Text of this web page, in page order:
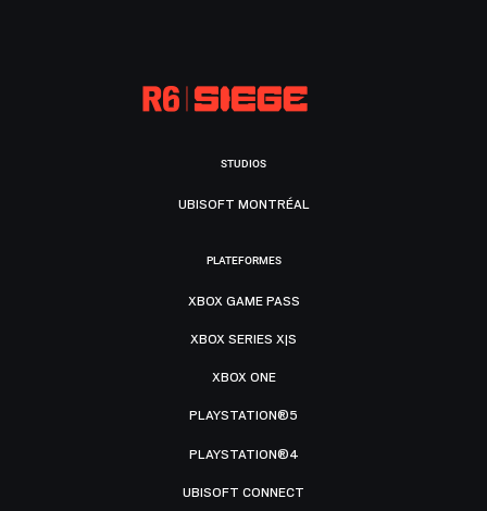
STUDIOS
UBISOFT MONTRÉAL
PLATEFORMES
XBOX GAME PASS
XBOX SERIES X|S
XBOX ONE
PLAYSTATION®5
PLAYSTATION®4
UBISOFT CONNECT